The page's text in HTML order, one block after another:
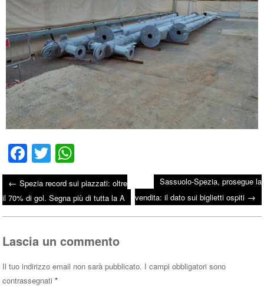
Fa
ce
bo
ok
T
wi
tte
r
ha
ts
A
Post navigation
← Spezia record sui piazzati: oltre
il 70% di gol. Segna più di tutta la A
Sassuolo-Spezia, prosegue la
vendita: il dato sui biglietti ospiti →
Lascia un commento
Il tuo indirizzo email non sarà pubblicato. I campi obbligatori sono
contrassegnati*